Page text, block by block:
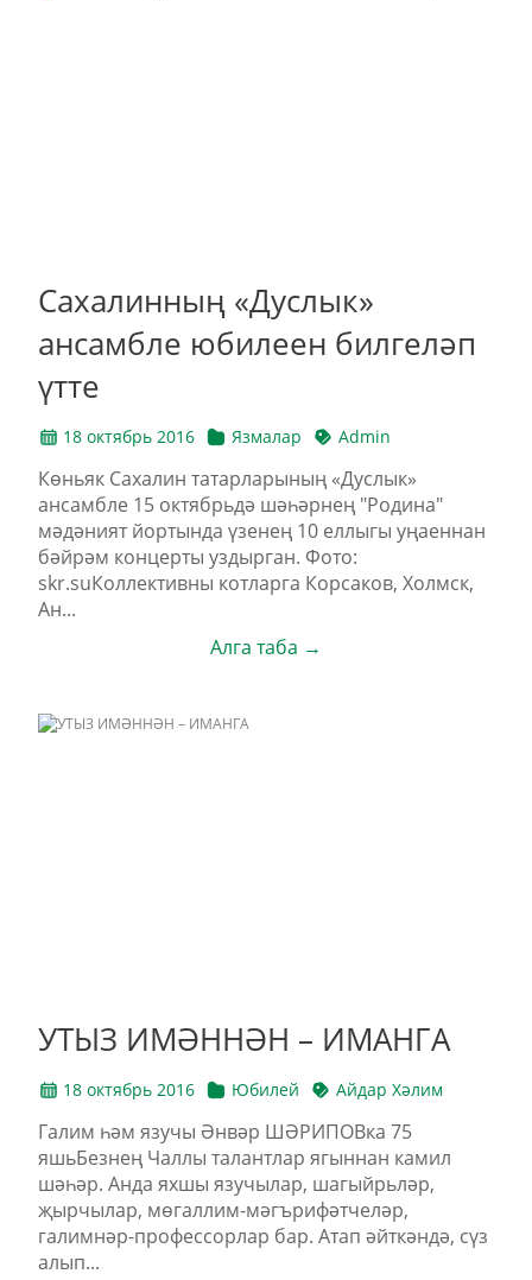
Сахалинның «Дуслык»
ансамбле юбилеен билгеләп
үтте
18 октябрь 2016 Язмалар Admin
Көньяк Сахалин татарларының «Дуслык»
ансамбле 15 октябрьдә шәһәрнең "Родина"
мәдәният йортында үзенең 10 еллыгы уңаеннан
бәйрәм концерты уздырган. Фото:
skr.suКоллективны котларга Корсаков, Холмск,
Ан...
Алга таба →
УТЫЗ ИМӘННӘН – ИМАНГА
18 октябрь 2016 Юбилей Айдар Хәлим
Галим һәм язучы Әнвәр ШӘРИПОВка 75
яшьБезнең Чаллы талантлар ягыннан камил
шәһәр. Анда яхшы язучылар, шагыйрьләр,
җырчылар, мөгаллим-мәгърифәтчеләр,
галимнәр-профессорлар бар. Атап әйткәндә, сүз
алып...